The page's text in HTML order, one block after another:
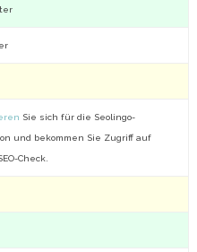
Sie sich für die Seolingo-
und bekommen Sie Zugriff auf
Check.